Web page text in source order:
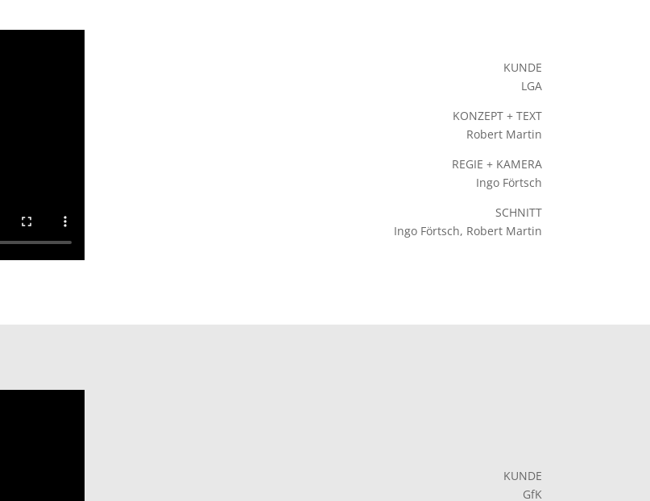
KUNDE
LGA
KONZEPT + TEXT
Robert Martin
REGIE + KAMERA
Ingo Förtsch
SCHNITT
Ingo Förtsch, Robert Martin
KUNDE
GfK